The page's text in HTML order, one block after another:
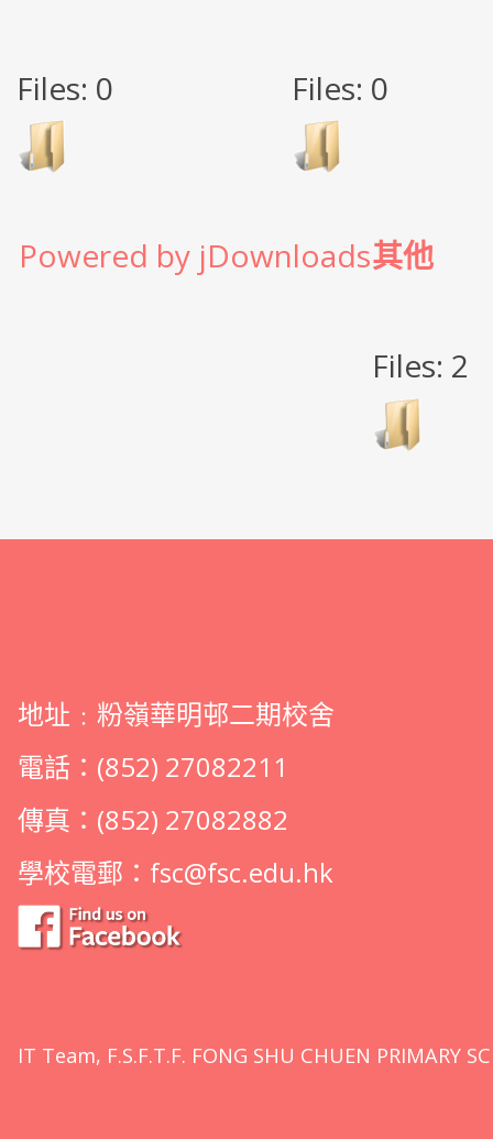
Files: 0
Files: 0
其他
Files: 2
Powered by jDownloads
地址﹕粉嶺華明邨二期校舍
電話：(852) 27082211
傳真：(852) 27082882
學校電郵： fsc@fsc.edu.hk
IT Team, F.S.F.T.F. FONG SHU CHUEN PRIMARY